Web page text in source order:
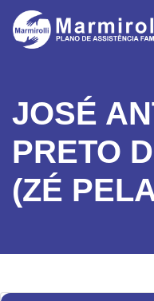
JOSÉ
PRETO
(ZÉ